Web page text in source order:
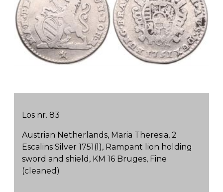
Los nr. 83
Austrian Netherlands, Maria Theresia, 2
Escalins Silver 1751(l), Rampant lion holding
sword and shield, KM 16 Bruges, Fine
(cleaned)